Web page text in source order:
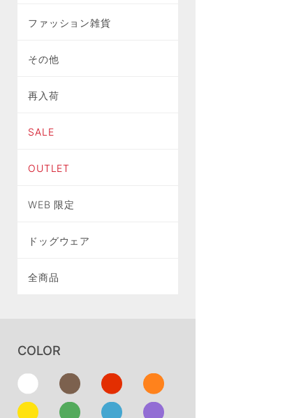
ファッション雑貨
その他
再入荷
SALE
OUTLET
WEB 限定
ドッグウェア
全商品
COLOR